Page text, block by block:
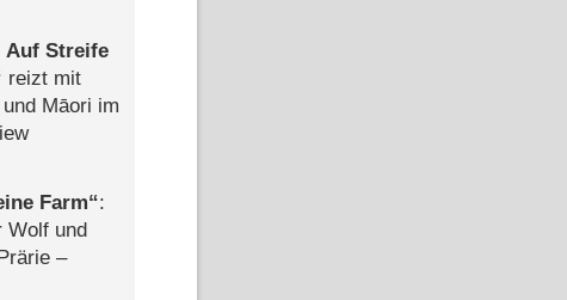
Auf Streife
reizt mit
Māori im
Farm :
Wolf und
–